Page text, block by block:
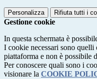
Personalizza Rifiuta tutti i
Gestione cookie
In questa schermata è
I cookie necessari sono
piattaforma e non è possibile
Per conoscere quali sono i
visionare la COOKIE